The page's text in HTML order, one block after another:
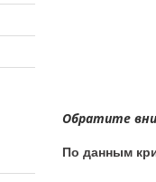
Обратите
По данным